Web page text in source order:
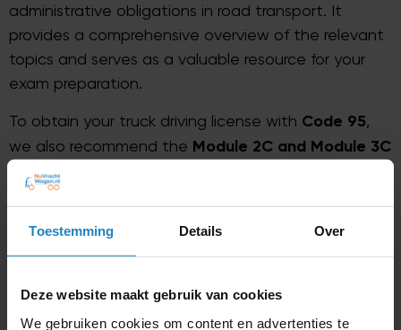
Toestemming Details Over
Deze website maakt gebruik van cookies
We gebruiken cookies om content en advertenties te
administrative obligations in road transport. It
provides a comprehensive overview of the relevant
topics and serves as a valuable resource for your
exam preparation.
To obtain your truck driving license with Code 95,
we also recommend the Module 2C and Module 3C
Textbooks
aspects of the truck profession. To fully prepare
as part of our convenient truck package, available
Don’t wait any longer and invest in your success in